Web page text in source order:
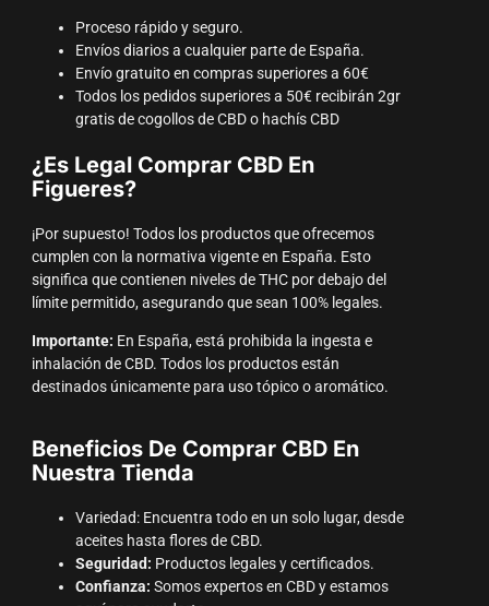
Proceso rápido y seguro.
Envíos diarios a cualquier parte de España.
Envío gratuito en compras superiores a 60€
Todos los pedidos superiores a 50€ recibirán 2gr
gratis de cogollos de CBD o hachís CBD
¿Es Legal Comprar CBD En
Figueres?
¡Por supuesto! Todos los productos que ofrecemos
cumplen con la normativa vigente en España. Esto
significa que contienen niveles de THC por debajo del
límite permitido, asegurando que sean 100% legales.
Importante: En España, está prohibida la ingesta e
inhalación de CBD. Todos los productos están
destinados únicamente para uso tópico o aromático.
Beneficios De Comprar CBD En
Nuestra Tienda
Variedad: Encuentra todo en un solo lugar, desde
aceites hasta flores de CBD.
Seguridad: Productos legales y certificados.
Confianza: Somos expertos en CBD y estamos